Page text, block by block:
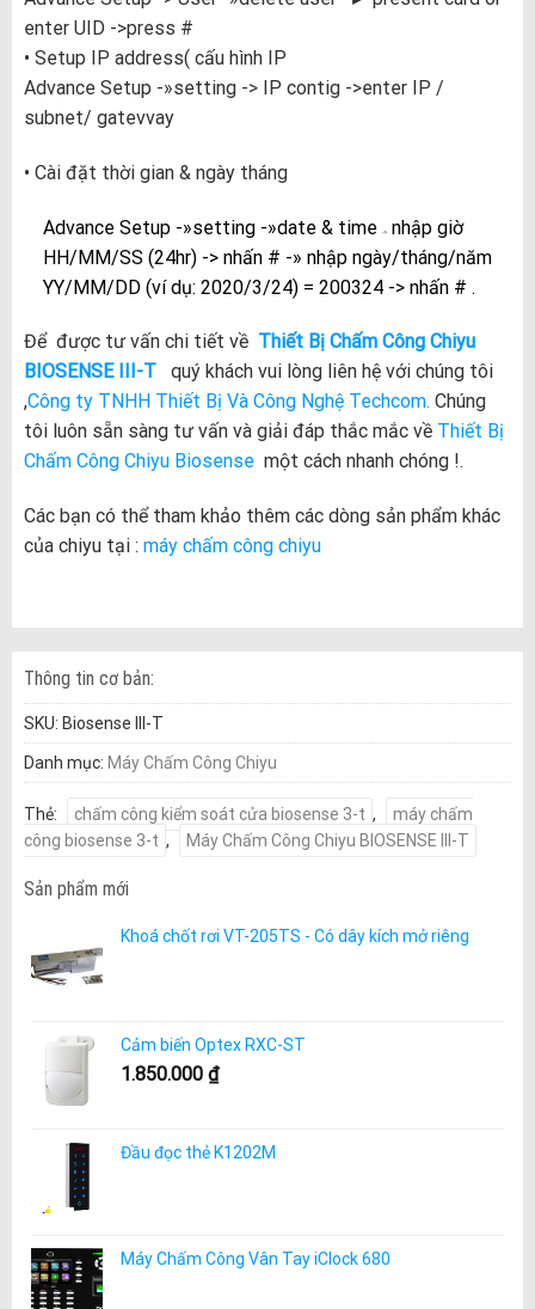
enter UID ->press #
• Setup IP address( cấu hình IP
Advance Setup -»setting -> IP contig ->enter IP /
subnet/ gatevvay
• Cài đặt thời gian & ngày tháng
Advance Setup -»setting -»date & time ->nhập giờ
HH/MM/SS (24hr) -> nhấn # -» nhập ngày/tháng/năm
YY/MM/DD (ví dụ: 2020/3/24) = 200324 -> nhấn # .
Để được tư vấn chi tiết về Thiết Bị Chấm Công Chiyu
BIOSENSE III-T
quý khách vui lòng liên hệ với chúng tôi
,Công ty TNHH Thiết Bị Và Công Nghệ Techcom. Chúng
tôi luôn sẵn sàng tư vấn và giải đáp thắc mắc về Thiết Bị
Chấm Công Chiyu Biosensemột cách nhanh chóng !.
Các bạn có thể tham khảo thêm các dòng sản phẩm khác
của chiyu tại : máy chấm công chiyu
Thông tin cơ bản:
SKU: Biosense III-T
Danh mục: Máy Chấm Công Chiyu
Thẻ: chấm công kiểm soát cửa biosense 3-t ,
máy chấm
công biosense 3-t , Máy Chấm Công Chiyu BIOSENSE III-T
Sản phẩm mới
Khoá chốt rơi VT-205TS - Có dây kích mở riêng
Cảm biến Optex RXC-ST
1.850.000 ₫
Đầu đọc thẻ K1202M
Máy Chấm Công Vân Tay iClock 680